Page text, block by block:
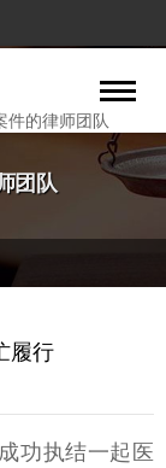
件的律师团队
团队
履行
功执结一起医